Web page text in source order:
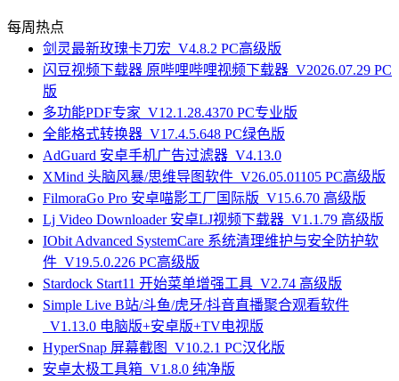
每周热点
剑灵最新玫瑰卡刀宏_V4.8.2 PC高级版
闪豆视频下载器 原哔哩哔哩视频下载器_V2026.07.29 PC
版
多功能PDF专家_V12.1.28.4370 PC专业版
全能格式转换器_V17.4.5.648 PC绿色版
AdGuard 安卓手机广告过滤器_V4.13.0
XMind 头脑风暴/思维导图软件_V26.05.01105 PC高级版
FilmoraGo Pro 安卓喵影工厂国际版_V15.6.70 高级版
Lj Video Downloader 安卓LJ视频下载器_V1.1.79 高级版
IObit Advanced SystemCare 系统清理维护与安全防护软
件_V19.5.0.226 PC高级版
Stardock Start11 开始菜单增强工具_V2.74 高级版
Simple Live B站/斗鱼/虎牙/抖音直播聚合观看软件
_V1.13.0 电脑版+安卓版+TV电视版
HyperSnap 屏幕截图_V10.2.1 PC汉化版
安卓太极工具箱_V1.8.0 纯净版